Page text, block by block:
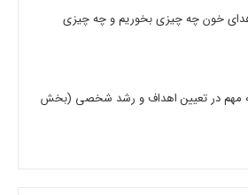
خون چه چیزی بخوریم و چه چیزی
مهم در تعیین اهداف و رشد شخصی (بخش